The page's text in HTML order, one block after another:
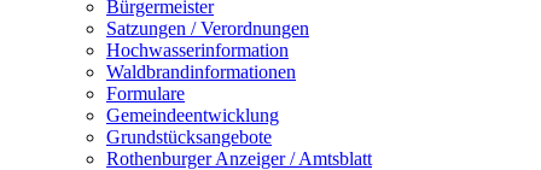
Bürgermeister
Satzungen / Verordnungen
Hochwasserinformation
Waldbrandinformationen
Formulare
Gemeindeentwicklung
Grundstücksangebote
Rothenburger Anzeiger / Amtsblatt